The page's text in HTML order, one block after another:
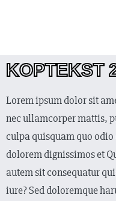
KOPTEKST
Lorem ipsum dolor sit
nec ullamcorper mattis,
culpa quisquam quo
dolorem dignissimos et
autem sit consequatur
iure? Sed doloremque